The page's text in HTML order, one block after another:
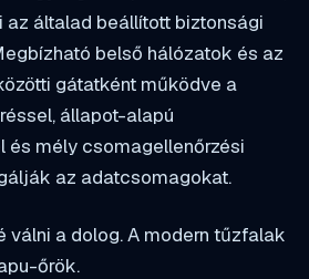
az általad beállított biztonsági
belső hálózatok és az
gátatként működve a
állapot-alapú
és mély csomagellenőrzési
az adatcsomagokat.
válni a dolog. A modern tűzfalak
őrök.